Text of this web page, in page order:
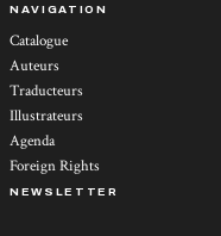
NAVIGATION
Catalogue
Auteurs
Traducteurs
Illustrateurs
Agenda
Foreign Rights
NEWSLETTER